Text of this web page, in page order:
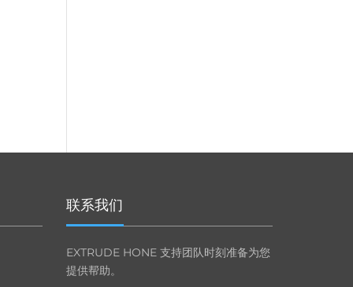
联系我们
EXTRUDE HONE 支持团队时刻准备为您
提供帮助。